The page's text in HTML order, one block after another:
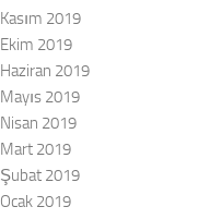
Kasım 2019
Ekim 2019
Haziran 2019
Mayıs 2019
Nisan 2019
Mart 2019
Şubat 2019
Ocak 2019